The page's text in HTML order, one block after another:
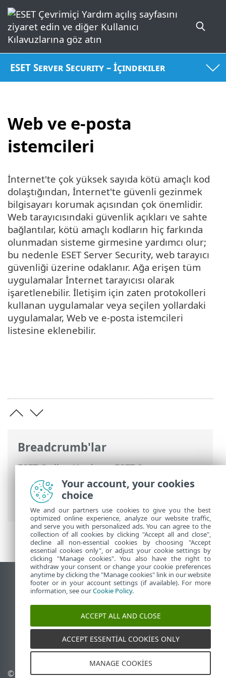
ESET Server Security – İçindekiler
Web ve e-posta
istemcileri
Breadcrumb'lar
ESET Online Yardım>ESET Server
Security
>Genel ayarlar>Web ve e-posta
Protokol filtrelemesi
> Web ve e-posta
istemcileri
İnternet'te çok yüksek sayıda kötü amaçlı kod
dolaştığından, İnternet'te güvenli gezinmek
bilgisayarı korumak açısından çok önemlidir.
Web tarayıcısındaki güvenlik açıkları ve sahte
bağlantılar, kötü amaçlı kodların hiç farkında
olunmadan sisteme girmesine yardımcı olur;
bu nedenle ESET Server Security, web tarayıcı
güvenliği üzerine odaklanır. Ağa erişen tüm
uygulamalar İnternet tarayıcısı olarak
işaretlenebilir. İletişim için zaten protokolleri
kullanan uygulamalar veya seçilen yollardaki
uygulamalar, Web ve e-posta istemcileri
listesine eklenebilir.
Masaüstü sitesini görüntüle
End of Life
ESET Bilgi Bankası
ESET Status Portal
Bölgesel destek
© 1992-2026ESET, spol. s Çerezleri yönet
Your account, your cookies
choice
We and our partners use cookies to give you the best
optimized online experience, analyze our website traffic,
and serve you with personalized ads. You can agree to the
collection of all cookies by clicking "Accept all and close",
decline all non-essential cookies by choosing "Accept
essential cookies only", or adjust your cookie settings by
clicking "Manage cookies". You also have the right to
withdraw your consent or change your cookie preferences
anytime by clicking the "Manage cookies" link in our website
footer or in your account settings (if available). For more
information, see ourCookie Policy.
ACCEPT ALL AND CLOSE
ACCEPT ESSENTIAL COOKIES ONLY
MANAGE COOKIES